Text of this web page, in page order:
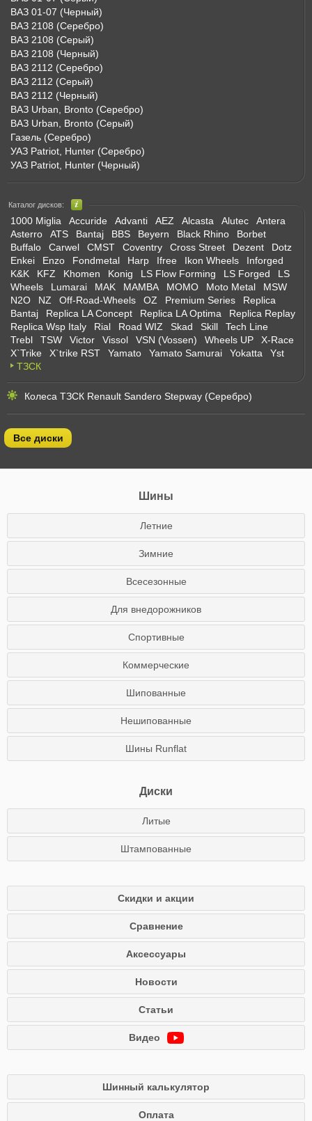
ВАЗ 01-07 (Черный)
ВАЗ 2108 (Серебро)
ВАЗ 2108 (Серый)
ВАЗ 2108 (Черный)
ВАЗ 2112 (Серебро)
ВАЗ 2112 (Серый)
ВАЗ 2112 (Черный)
ВАЗ Urban, Bronto (Серебро)
ВАЗ Urban, Bronto (Серый)
Газель (Серебро)
УАЗ Patriot, Hunter (Серебро)
УАЗ Patriot, Hunter (Черный)
Каталог дисков:
1000 Miglia Accuride Advanti AEZ Alcasta Alutec
Antera
Asterro
ATS Bantaj BBS Beyern Black Rhino
Borbet
Buffalo
Carwel CMST Coventry Cross Street Dezent
Dotz
Enkei
Enzo Fondmetal Harp Ifree Ikon Wheels
Inforged
K&K
KFZ Khomen Konig LS Flow Forming LS Forged
LS
Wheels
Lumarai MAK MAMBA MOMO Moto Metal
MSW
N2O
NZ Off-Road-Wheels OZ Premium Series
Replica
Bantaj
Replica LA Concept Replica LA Optima
Replica Replay
Replica Wsp Italy
Rial Road WIZ Skad Skill
Tech Line
Trebl
TSW Victor Vissol VSN (Vossen) Wheels UP
X-Race
X`Trike
X`trike RST Yamato Yamato Samurai Yokatta
Yst
ТЗСК
Колеса ТЗСК Renault Sandero Stepway (Серебро)
Все диски
Шины
Летние
Зимние
Всесезонные
Для внедорожников
Спортивные
Коммерческие
Шипованные
Нешипованные
Шины Runflat
Диски
Литые
Штампованные
Скидки и акции
Сравнение
Аксессуары
Новости
Статьи
Видео
Шинный калькулятор
Оплата